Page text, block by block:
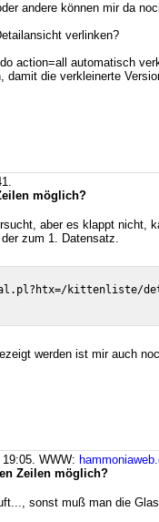
andere können mir da
verlinken?
action=all automatisch
die verkleinerte
möglich?
aber es klappt
zum 1. Datensatz.
kittenliste/
werden ist mir auch
WWW:
Zeilen möglich?
sonst muß man die